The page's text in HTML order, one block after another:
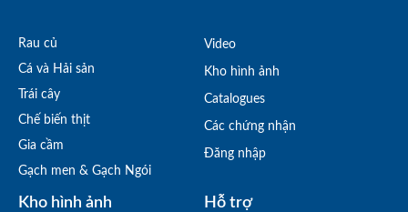
Rau củ
Cá và Hải sản
Trái cây
Chế biến thịt
Gia cầm
Gạch men & Gạch Ngói
Video
Kho hình ảnh
Catalogues
Các chứng nhận
Đăng nhập
Kho hình ảnh Hỗ trợ